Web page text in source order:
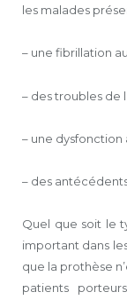
les malades
– une fibrillation
– des troubles de
– une dysfonction
– des
Quel que soit le
important dans
que la prothèse
patients